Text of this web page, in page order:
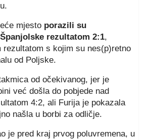
mjesto porazili su
rezultatom 2:1,
s kojim su nes(p)retno
od Poljske.
od očekivanog, jer je
već došla do pobjede nad
4:2, ali Furija je pokazala
našla u borbi za odličje.
je pred kraj prvog poluvremena, u